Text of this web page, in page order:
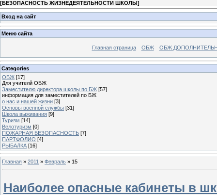
[БЕЗОПАСНОСТЬ ЖИЗНЕДЕЯТЕЛЬНОСТИ ШКОЛЫ]
Вход на сайт
Меню сайта
Главная страница ОБЖ ОБЖ
Categories
ОБЖ [17]
Для учителй ОБЖ
Заместителю директора школы по БЖ [57]
информация для заместителей по БЖ
о нас и нашей жизни [3]
Основы военной службы [31]
Школа выживания [9]
Туризм [14]
Велотуризм [0]
ПОЖАРНАЯ БЕЗОПАСНОСТЬ [7]
ПАРТФОЛИО [4]
РЫБАЛКА [16]
Главная » 2011 » Февраль » 15
Наиболее опасные кабинеты в